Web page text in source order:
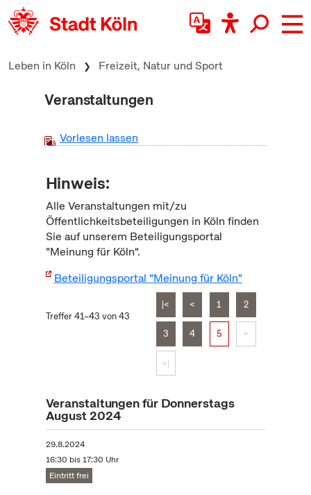
zum Inhalt springen
Leben in Köln Freizeit, Natur und Sport
Veranstaltungen
Vorlesen lassen
Hinweis:
Alle Veranstaltungen mit/zu
Öffentlichkeitsbeteiligungen in Köln finden
Sie auf unserem Beteiligungsportal
"Meinung für Köln".
Beteiligungsportal "Meinung für Köln"
Treffer 41–43 von 43
|< < 1 2
3 4 5 >
>|
Veranstaltungen für Donnerstags
August 2024
29.8.2024
16:30 bis 17:30 Uhr
Eintritt frei